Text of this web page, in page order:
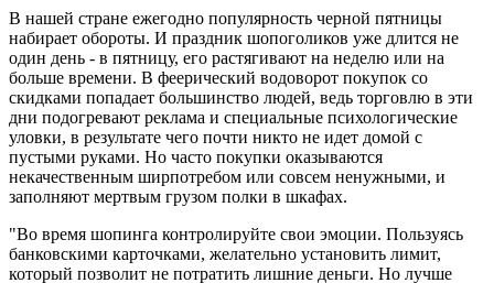
В нашей стране ежегодно популярность черной пятницы
набирает обороты. И праздник шопоголиков уже длится не
один день - в пятницу, его растягивают на неделю или на
больше времени. В феерический водоворот покупок со
скидками попадает большинство людей, ведь торговлю в эти
дни подогревают реклама и специальные психологические
уловки, в результате чего почти никто не идет домой с
пустыми руками. Но часто покупки оказываются
некачественным ширпотребом или совсем ненужными, и
заполняют мертвым грузом полки в шкафах.
"Во время шопинга контролируйте свои эмоции. Пользуясь
банковскими карточками, желательно установить лимит,
который позволит не потратить лишние деньги. Но лучше